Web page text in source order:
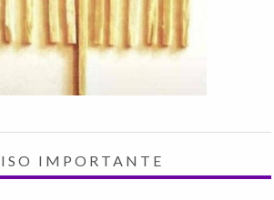
IMPORTANTE